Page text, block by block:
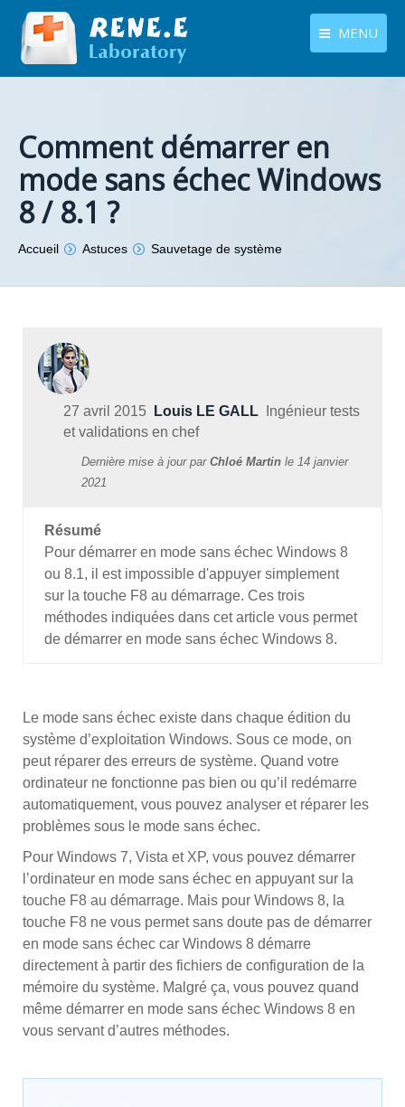
MENU
Boutique
Contactez-nous
Comment démarrer en
mode sans échec Windows
8 / 8.1 ?
Vous êtes ici :
Accueil Astuces Sauvetage de système
27 avril 2015 Louis LE GALL Ingénieur tests
et validations en chef
Dernière mise à jour par Chloé Martin le 14 janvier
2021
Résumé
Pour démarrer en mode sans échec Windows 8
ou 8.1, il est impossible d'appuyer simplement
sur la touche F8 au démarrage. Ces trois
méthodes indiquées dans cet article vous permet
de démarrer en mode sans échec Windows 8.
Le mode sans échec existe dans chaque édition du
système d’exploitation Windows. Sous ce mode, on
peut réparer des erreurs de système. Quand votre
ordinateur ne fonctionne pas bien ou qu’il redémarre
automatiquement, vous pouvez analyser et réparer les
problèmes sous le mode sans échec.
Pour Windows 7, Vista et XP, vous pouvez démarrer
l’ordinateur en mode sans échec en appuyant sur la
touche F8 au démarrage. Mais pour Windows 8, la
touche F8 ne vous permet sans doute pas de démarrer
en mode sans échec car Windows 8 démarre
directement à partir des fichiers de configuration de la
mémoire du système. Malgré ça, vous pouvez quand
même démarrer en mode sans échec Windows 8 en
vous servant d’autres méthodes.